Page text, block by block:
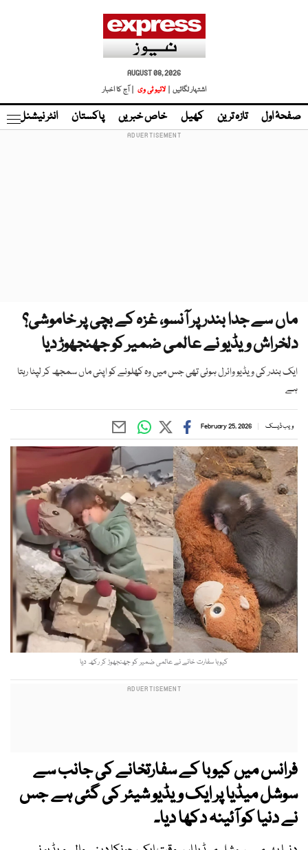
AUGUST 08, 2026
اشتہار لگائیں |
لائیو ٹی وی | آج کا اخبار
صفحۂ اول تازہ ترین کھیل خاص خبریں پاکستان انٹر نیشنل
ماں سے جدا بندر پر آنسو، غزہ کے بچی پر خاموشی؟
دلخراش ویڈیو نے عالمی ضمیر کو جھنجھوڑ دیا
ایک بندر کی ویڈیو وائرل ہوئی تھی جس میں وہ کھلونے کو اپنی ماں سمجھ کر لپٹا رہتا
ہے
ویب ڈیسک February 25, 2026
کیوبا سفارت خانے نے عالمی ضمیر کو جھنجھوڑ کر رکھ دیا
فرانس میں کیوبا کے سفارتخانے کی جانب سے
سوشل میڈیا پر ایک ویڈیو شیئر کی گئی ہے جس
نے دنیا کو آئینہ دکھا دیا۔